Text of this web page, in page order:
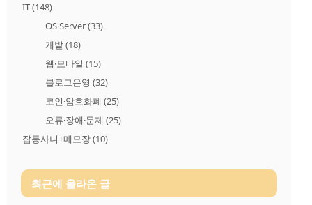
IT(148)
OS·Server(33)
개발(18)
웹·모바일 (15)
블로그운영 (32)
코인·암호화폐 (25)
오류·장애·문제 (25)
잡동사니+메모장(10)
최근에 올라온 글